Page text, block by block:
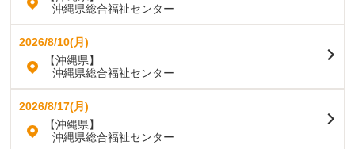
沖縄県総合福祉センター
2026/8/10(月)
【沖縄県】
沖縄県総合福祉センター
2026/8/17(月)
【沖縄県】
沖縄県総合福祉センター